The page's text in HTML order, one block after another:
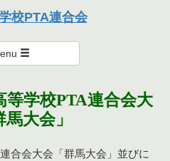
合会
く支え・励まし合い、達成感のある
す。
校PTA連合会
等学校PTA連合会大
大会」
合会大会「群馬大会」並びに